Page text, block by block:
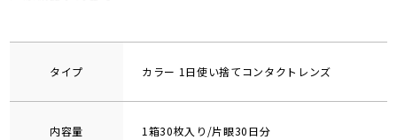
タイプ カラー 1日使い捨てコンタクトレンズ
内容量 1箱30枚入り/片眼30日分